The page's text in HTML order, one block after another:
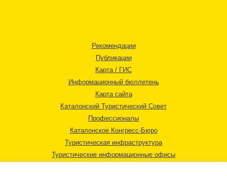
Рекомендации
Публикации
Карта / ГИС
Информационный бюллетень
Карта сайта
Каталонский Туристический Совет
Профессионалы
Каталонское Конгресс-Бюро
Туристическая инфраструктура
Туристические информационные офисы